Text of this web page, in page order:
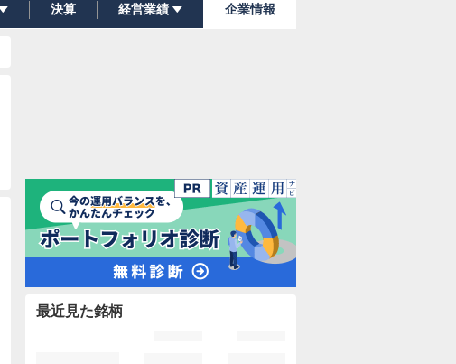
決算 経営業績 企業情報
最近見た銘柄